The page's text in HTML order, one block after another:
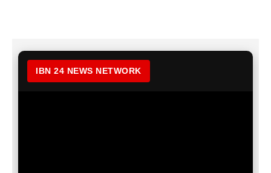
IBN 24 NEWS NETWORK